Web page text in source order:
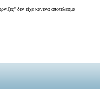
δεν είχε κανένα αποτέλεσμα